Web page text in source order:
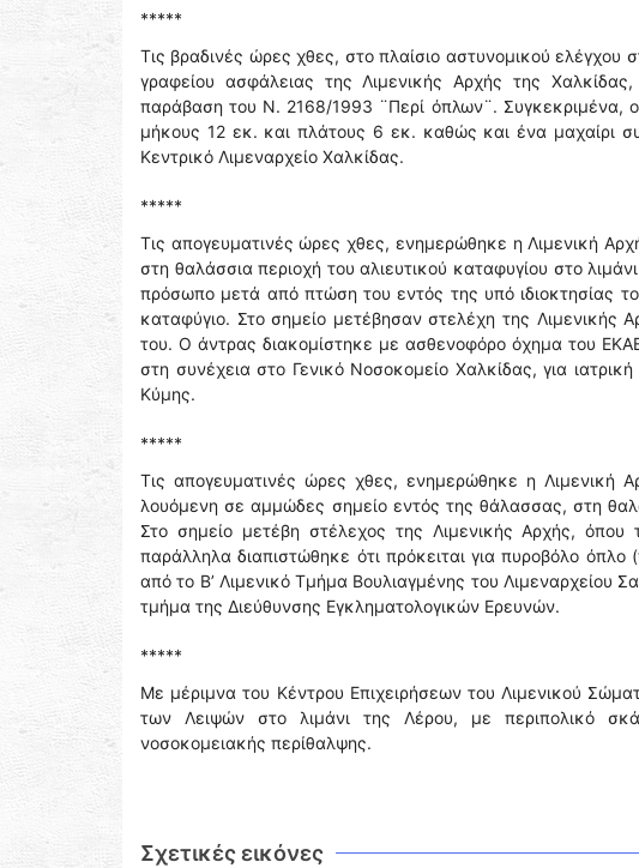
*****
Τις βραδινές ώρες χθες, στο πλαίσιο αστυνομικού
γραφείου ασφάλειας της Λιμενικής Αρχής της
παράβαση του Ν. 2168/1993 ¨Περί όπλων¨. Συγκεκριμένα,
μήκους 12 εκ. και πλάτους 6 εκ. καθώς και ένα μαχαίρι
Κεντρικό Λιμεναρχείο Χαλκίδας.
*****
Τις απογευματινές ώρες χθες, ενημερώθηκε η Λιμενική
στη θαλάσσια περιοχή του αλιευτικού καταφυγίου στο
πρόσωπο μετά από πτώση του εντός της υπό ιδιοκτησίας
καταφύγιο. Στο σημείο μετέβησαν στελέχη της Λιμενικής
του. Ο άντρας διακομίστηκε με ασθενοφόρο όχημα του
στη συνέχεια στο Γενικό Νοσοκομείο Χαλκίδας, για
Κύμης.
*****
Τις απογευματινές ώρες χθες, ενημερώθηκε η Λιμενική
λουόμενη σε αμμώδες σημείο εντός της θάλασσας, στη
Στο σημείο μετέβη στέλεχος της Λιμενικής Αρχής,
παράλληλα διαπιστώθηκε ότι πρόκειται για πυροβόλο όπλο
από το Β’ Λιμενικό Τμήμα Βουλιαγμένης του Λιμεναρχείου
τμήμα της Διεύθυνσης Εγκληματολογικών Ερευνών.
*****
Με μέριμνα του Κέντρου Επιχειρήσεων του Λιμενικού
των Λειψών στο λιμάνι της Λέρου, με περιπολικό
νοσοκομειακής περίθαλψης.
Σχετικές εικόνες